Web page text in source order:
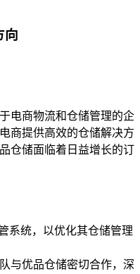
向
电商物流和仓储管理的企
商提供高效的仓储解决方
仓储面临着日益增长的订
系统，以优化其仓储管理
与优品仓储密切合作，深